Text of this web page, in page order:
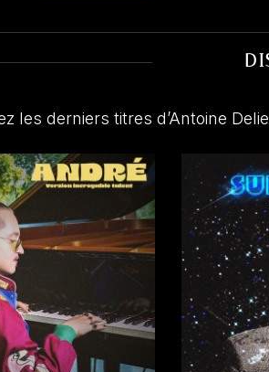
les derniers titres d’Antoine